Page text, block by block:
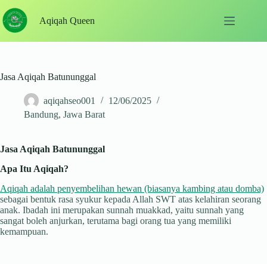
to
content
Aqiqah Queen
Jasa Aqiqah Batununggal
aqiqahseo001
12/06/2025
Bandung, Jawa Barat
Jasa Aqiqah Batununggal
Apa Itu Aqiqah?
Aqiqah adalah penyembelihan hewan (biasanya kambing atau domba)
sebagai bentuk rasa syukur kepada Allah SWT atas kelahiran seorang
anak. Ibadah ini merupakan sunnah muakkad, yaitu sunnah yang
sangat boleh anjurkan, terutama bagi orang tua yang memiliki
kemampuan.